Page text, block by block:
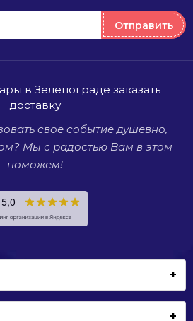
в
Отправить
свое событие душевно,
Мы с радостью Вам в этом
поможем!